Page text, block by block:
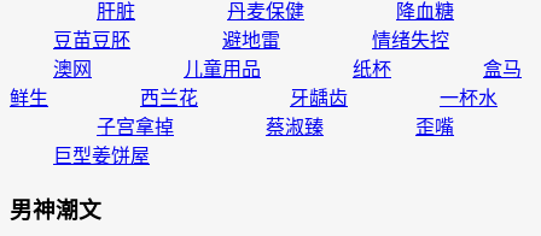
肝脏
丹麦保健
降血糖
豆苗豆胚
避地雷
情绪失控
澳网
儿童用品 纸杯
盒马
鲜生
西兰花 牙龋齿
一杯水
子宫拿掉
蔡淑臻
歪嘴
巨型姜饼屋
男神潮文